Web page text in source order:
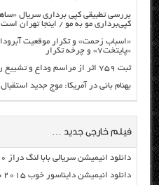
بررسی تطبیقی کپی برداری سریال
کپی‌برداری مو به مو / اینجا تهران
«اسباب زحمت» و تکرار موقعیت
«پایتخت۷» و چرخه تکرار
ثبت ۷۵۹ اثر از مراسم وداع و تشییع رهبر شهید انقلاب
بهنام بانی در آمریکا: موج جدید
فیلم خارجی جدید …
دانلود انیمیشن سریالی بابا لنگ دراز ۱۹۹۰ با دوبله فارسی
دانلود انیمیشن دایناسور خوب ۲۰۱۵ با دوبله فارسی